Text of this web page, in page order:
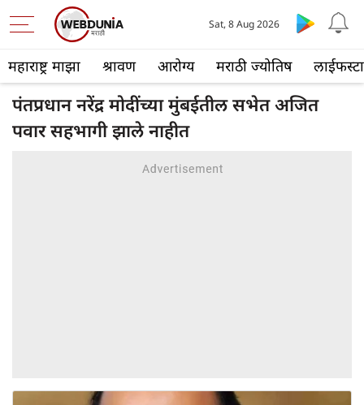
महाराष्ट्र माझा श्रावण आरोग्य मराठी ज्योतिष
Sat, 8 Aug 2026
पंतप्रधान नरेंद्र मोदींच्या मुंबईतील सभेत अजित
पवार सहभागी झाले नाहीत